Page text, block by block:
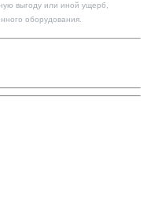
выгоду или иной ущерб,
оборудования.